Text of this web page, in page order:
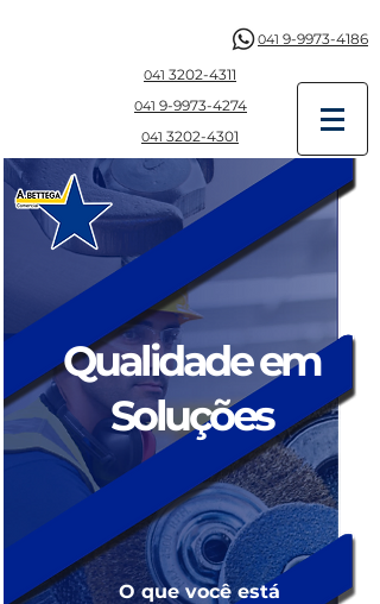
041 9-9973-4186
041 3202-4311
041 9-9973-4274
041 3202-4301
Qualidade em
Soluções
O que você está